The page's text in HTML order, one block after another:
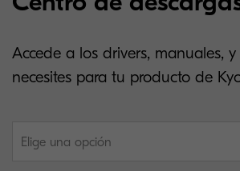
Accede a los drivers, manuales,
necesites para tu producto de
Elige una opción